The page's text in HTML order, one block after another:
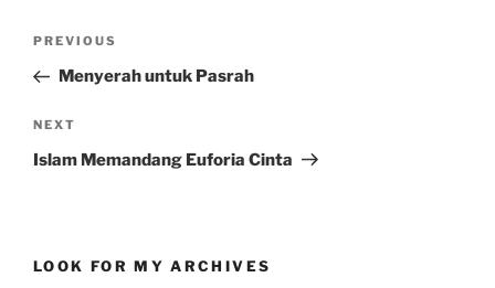
Previous
Post
PREVIOUS
Menyerah untuk Pasrah
Next
Post
NEXT
Islam Memandang Euforia Cinta
LOOK FOR MY ARCHIVES